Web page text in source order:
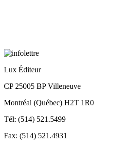
Lux Éditeur
CP 25005 BP Villeneuve
Montréal (Québec) H2T 1R0
Tél: (514) 521.5499
Fax: (514) 521.4931